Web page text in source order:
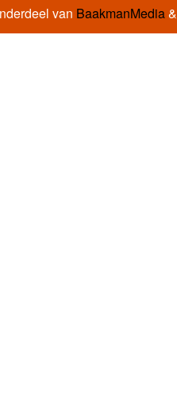
van BaakmanMedia&